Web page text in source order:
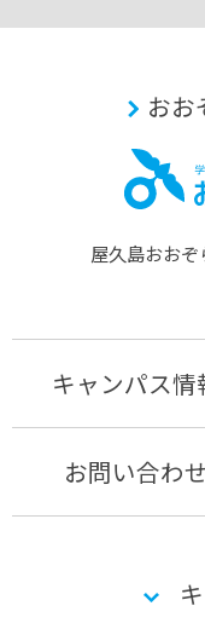
おお
屋久島おおぞ
キャンパス情
お問い合わせ